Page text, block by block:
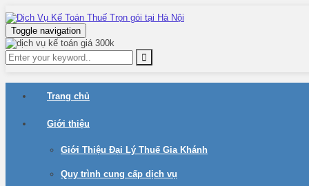
Toggle navigation
Trang chủ
Giới thiệu
Giới Thiệu Đại Lý Thuế Gia Khánh
Quy trình cung cấp dịch vụ